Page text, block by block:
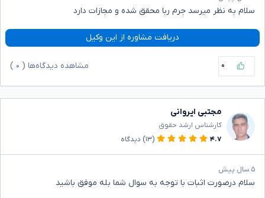
سلام به نظر میرسد جرم ربا محقق شده و مجازات دارد
دریافت مشاوره از این وکیل
۰ مشاهده دیدگاه‌ها ( ۰
مجتبی ایروانی
کارشناس ارشد حقوق
۴.۷
(۱۳) دیدگاه
۵ سال پیش
سلام درصورت اثبات با توجه به سوال شما بله موفق باشید